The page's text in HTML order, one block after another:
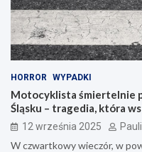
HORROR WYPADKI
Motocyklista śmiertelnie
Śląsku – tragedia, która
12 września 2025
W czwartkowy wieczór, w